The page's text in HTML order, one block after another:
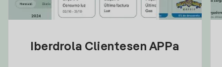
Iberdrola Clientesen APPa